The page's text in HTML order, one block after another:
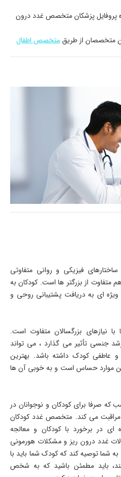
پروفایل پزشکان متخصص غدد درون
متخصصان از طریق متخصص اطفال
فیزیکی و روانی متفاوتی
متفاوت از بزرگتر ها است. کودکان به
ويژه ای به دریافت پشتیبانی روحی و
با نیازهای بزرگسالان متفاوت است.
جنسی تأثیر می گذارد ، می تواند
عاطفی کودک داشته باشد. بهترین
موارد حساس است و به خوبی آن ها
صرفا برای کودکان و نوجوانان در
مراقبت می کند. متخصص غدد کودکان
در برخورد با کودکان و معالجه
غدد درون ریز و مشکلات هورمونی
توصیه کند که کودک شما باید با
باید مطمئن باشید که به شخص